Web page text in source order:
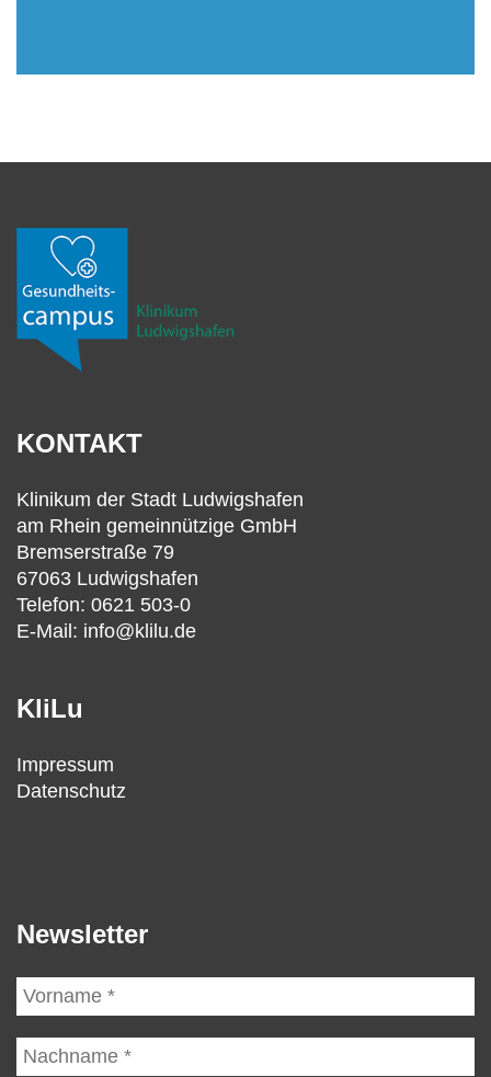
KONTAKT
Klinikum der Stadt Ludwigshafen
am Rhein gemeinnützige GmbH
Bremserstraße 79
67063 Ludwigshafen
Telefon: 0621 503-0
E-Mail: info@klilu.de
KliLu
Impressum
Datenschutz
Newsletter